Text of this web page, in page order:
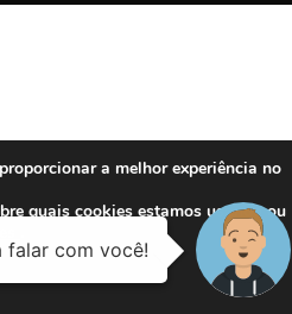
a melhor experiência no
quais cookies estamos usando ou